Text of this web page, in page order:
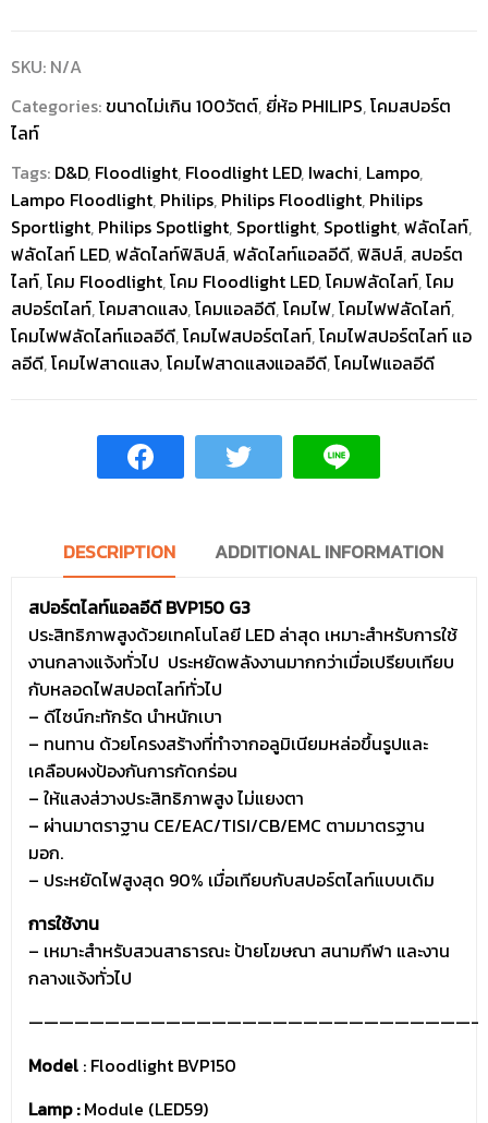
SKU: N/A
Categories:ขนาดไม่เกิน 100วัตต์, ยี่ห้อ PHILIPS,โคมสปอร์ต
ไลท์
Tags: D&D, Floodlight, Floodlight LED, Iwachi, Lampo,
Lampo Floodlight, Philips, Philips Floodlight, Philips
Sportlight, Philips Spotlight, Sportlight, Spotlight,ฟลัดไลท์,
ฟลัดไลท์ LED,ฟลัดไลท์ฟิลิปส์,ฟลัดไลท์แอลอีดี,ฟิลิปส์, สปอร์ต
ไลท์,โคม Floodlight,โคม Floodlight LED,โคมฟลัดไลท์,โคม
สปอร์ตไลท์,โคมสาดแสง,โคมแอลอีดี,โคมไฟ,โคมไฟฟลัดไลท์,
โคมไฟฟลัดไลท์แอลอีดี,โคมไฟสปอร์ตไลท์,โคมไฟสปอร์ตไลท์ แอ
ลอีดี,โคมไฟสาดแสง,โคมไฟสาดแสงแอลอีดี,โคมไฟแอลอีดี
DESCRIPTION ADDITIONAL INFORMATION
สปอร์ตไลท์แอลอีดี BVP150 G3
ประสิทธิภาพสูงด้วยเทคโนโลยี LED ล่าสุด เหมาะสำหรับการใช้
งานกลางแจ้งทั่วไป ประหยัดพลังงานมากกว่าเมื่อเปรียบเทียบ
กับหลอดไฟสปอตไลท์ทั่วไป
– ดีไซน์กะทักรัด นำหนักเบา
– ทนทาน ด้วยโครงสร้างที่ทำจากอลูมิเนียมหล่อขึ้นรูปและ
เคลือบผงป้องกันการกัดกร่อน
– ให้แสงส่วางประสิทธิภาพสูง ไม่แยงตา
– ผ่านมาตราฐาน CE/EAC/TISI/CB/EMC ตามมาตรฐาน
มอก.
– ประหยัดไฟสูงสุด 90% เมื่อเทียบกับสปอร์ตไลท์แบบเดิม
การใช้งาน
– เหมาะสำหรับสวนสาธารณะ ป้ายโฆษณา สนามกีฬา และงาน
กลางแจ้งทั่วไป
—————————————————————————————-
Model : Floodlight BVP150
Lamp :Module (LED59)